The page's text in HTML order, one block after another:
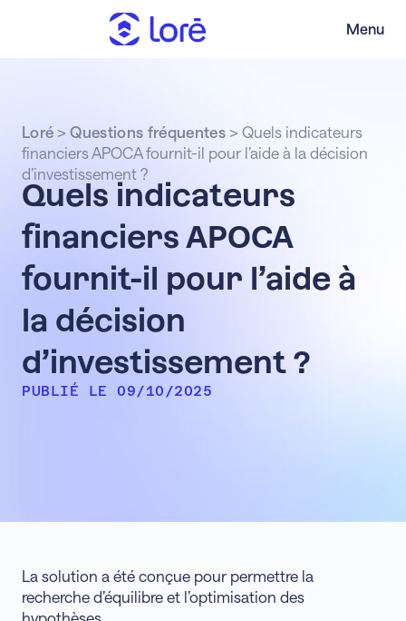
Menu
Quels indicateurs
financiers APOCA
fournit-il pour l’aide à
la décision
d’investissement ?
PUBLIÉ LE 09/10/2025
Loré >Questions fréquentes >Quels indicateurs
financiers APOCA fournit-il pour l’aide à la décision
d’investissement ?
La solution a été conçue pour permettre la
recherche d’équilibre et l’optimisation des
hypothèses.